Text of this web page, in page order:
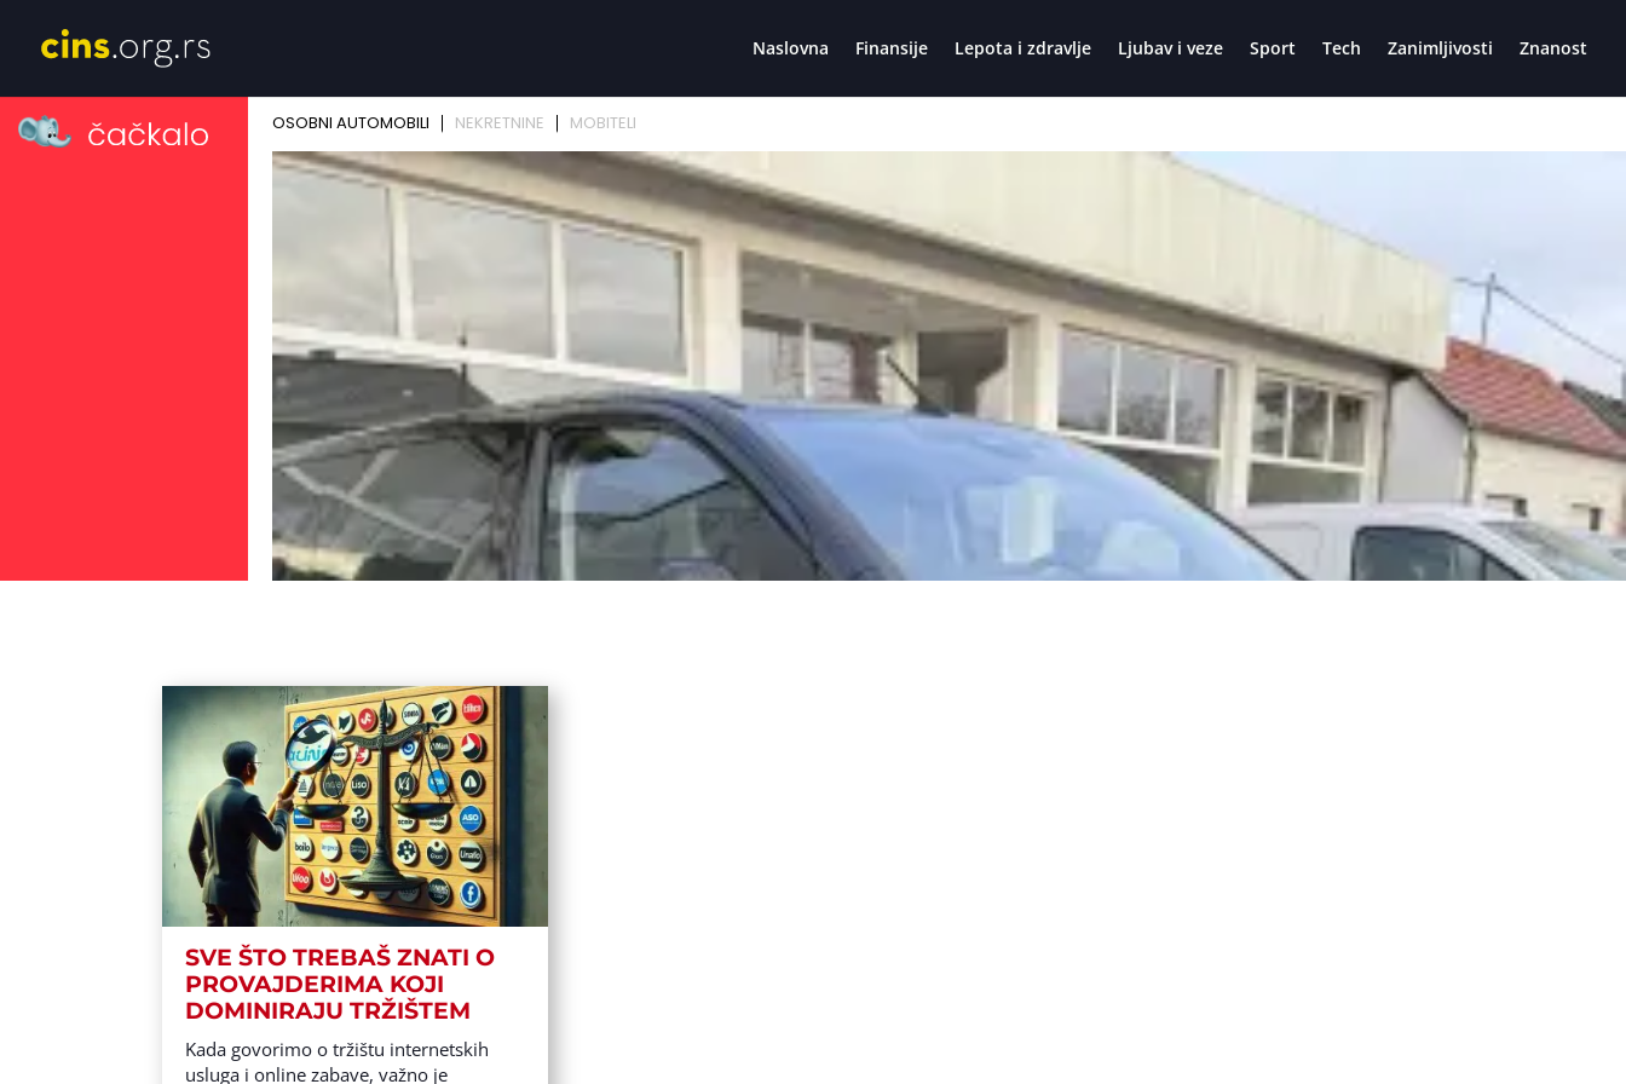
Naslovna Finansije Lepota i zdravlje Ljubav i veze Sport Tech Zanimljivosti Znanost
SVE ŠTO TREBAŠ ZNATI O
PROVAJDERIMA KOJI
DOMINIRAJU TRŽIŠTEM
Kada govorimo o tržištu internetskih
usluga i online zabave, važno je